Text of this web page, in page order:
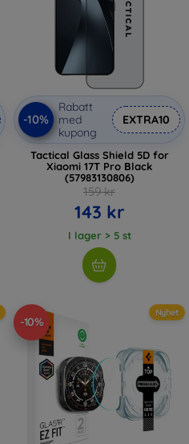
-10%
Rabatt
med
kupong
EXTRA10
Tactical Glass Shield 5D for
Xiaomi 17T Pro Black
(57983130806)
159 kr
143 kr
I lager > 5 st
-10%
Nyhet